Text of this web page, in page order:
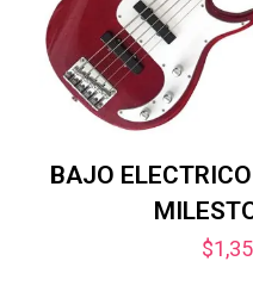
BAJO
$